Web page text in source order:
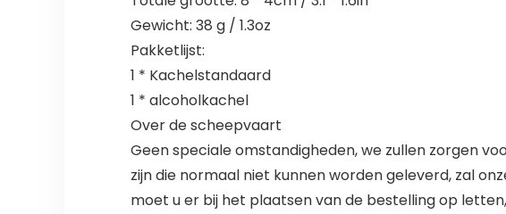
Gewicht: 38 g / 1.3oz
Pakketlijst:
1 * Kachelstandaard
1 * alcoholkachel
Over de scheepvaart
Geen speciale omstandigheden, we zullen zorgen
zijn die normaal niet kunnen worden geleverd, zal
moet u er bij het plaatsen van de bestelling op